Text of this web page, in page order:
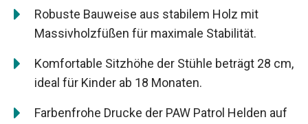
Robuste Bauweise aus stabilem Holz mit
Massivholzfüßen für maximale Stabilität.
Komfortable Sitzhöhe der Stühle beträgt 28 cm,
ideal für Kinder ab 18 Monaten.
Farbenfrohe Drucke der PAW Patrol Helden auf